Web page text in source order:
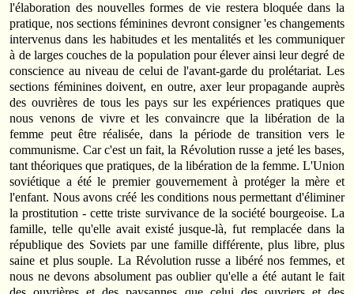
l'élaboration des nouvelles formes de vie restera bloquée dans la
pratique, nos sections féminines devront consigner 'es changements
intervenus dans les habitudes et les mentalités et les communiquer
à de larges couches de la population pour élever ainsi leur degré de
conscience au niveau de celui de l'avant-garde du prolétariat. Les
sections féminines doivent, en outre, axer leur propagande auprès
des ouvrières de tous les pays sur les expériences pratiques que
nous venons de vivre et les convaincre que la libération de la
femme peut être réalisée, dans la période de transition vers le
communisme. Car c'est un fait, la Révolution russe a jeté les bases,
tant théoriques que pratiques, de la libération de la femme. L'Union
soviétique a été le premier gouvernement à protéger la mère et
l'enfant. Nous avons créé les conditions nous permettant d'éliminer
la prostitution - cette triste survivance de la société bourgeoise. La
famille, telle qu'elle avait existé jusque-là, fut remplacée dans la
république des Soviets par une famille différente, plus libre, plus
saine et plus souple. La Révolution russe a libéré nos femmes, et
nous ne devons absolument pas oublier qu'elle a été autant le fait